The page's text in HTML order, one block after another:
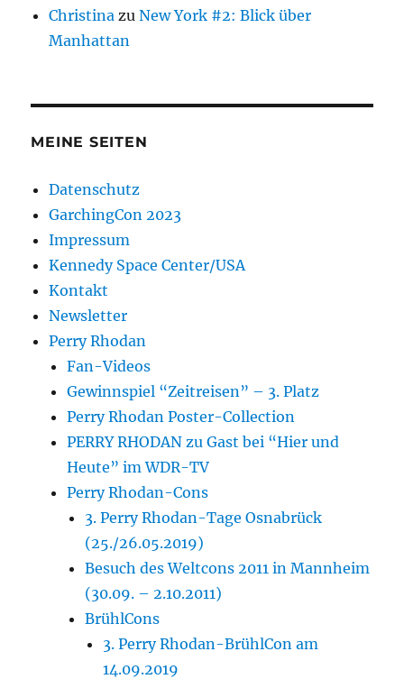
Christina zuNew York #2: Blick über
Manhattan
MEINE SEITEN
Datenschutz
GarchingCon 2023
Impressum
Kennedy Space Center/USA
Kontakt
Newsletter
Perry Rhodan
Fan-Videos
Gewinnspiel “Zeitreisen” – 3. Platz
Perry Rhodan Poster-Collection
PERRY RHODAN zu Gast bei “Hier und
Heute” im WDR-TV
Perry Rhodan-Cons
3. Perry Rhodan-Tage Osnabrück
(25./26.05.2019)
Besuch des Weltcons 2011 in Mannheim
(30.09. – 2.10.2011)
BrühlCons
3. Perry Rhodan-BrühlCon am
14.09.2019